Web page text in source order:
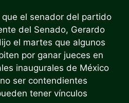
el senador del partido
del Senado, Gerardo
el martes que algunos
por ganar jueces en
inaugurales de México
ser contendientes
tener vínculos